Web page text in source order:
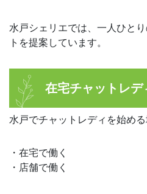
水戸シェリエでは、一人ひと
トを提案しています。
在宅チャットレデ
水戸でチャットレディを始める
・在宅で働く
・店舗で働く